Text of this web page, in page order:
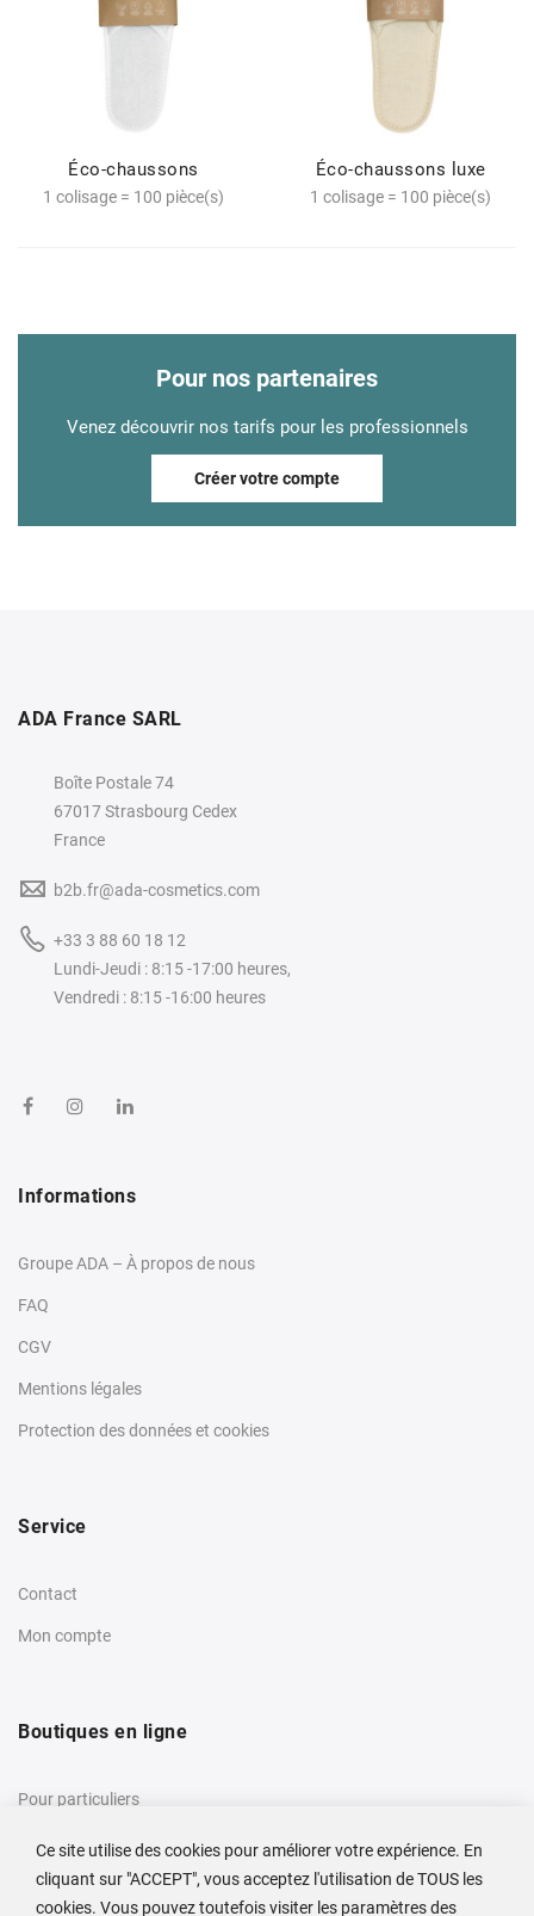
Éco-chaussons
1 colisage = 100 pièce(s)
Éco-chaussons luxe
1 colisage = 100 pièce(s)
Pour nos partenaires
Venez découvrir nos tarifs pour les professionnels
Créer votre compte
ADA France SARL
Boîte Postale 74
67017 Strasbourg Cedex
France
b2b.fr@ada-cosmetics.com
+33 3 88 60 18 12
Lundi-Jeudi : 8:15 -17:00 heures,
Vendredi : 8:15 -16:00 heures
Informations
Groupe ADA – À propos de nous
FAQ
CGV
Mentions légales
Protection des données et cookies
Service
Contact
Mon compte
Boutiques en ligne
Pour particuliers
Pour clients professionnels
Ce site utilise des cookies pour améliorer votre expérience. En
cliquant sur "ACCEPT", vous acceptez l'utilisation de TOUS les
cookies. Vous pouvez toutefois visiter les paramètres des